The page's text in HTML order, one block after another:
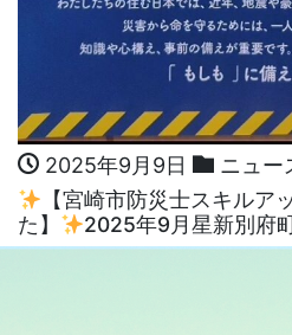
2025年9月9日 ニュー
【宮崎市防災士スキルア
た】
2025年9月星新別府